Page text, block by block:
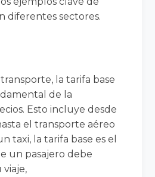
diferentes sectores.
la tarifa base
de la
Esto incluye desde
el transporte aéreo
taxi, la tarifa base es el
un pasajero debe
viaje,